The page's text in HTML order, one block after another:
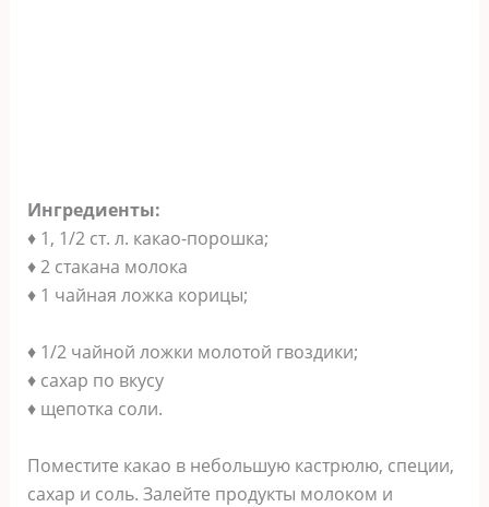
Ингредиенты:
♦ 1, 1/2 ст. л. какао-порошка;
♦ 2 стакана молока
♦ 1 чайная ложка корицы;
♦ 1/2 чайной ложки молотой гвоздики;
♦ сахар по вкусу
♦ щепотка соли.
Поместите какао в небольшую кастрюлю, специи,
сахар и соль. Залейте продукты молоком и